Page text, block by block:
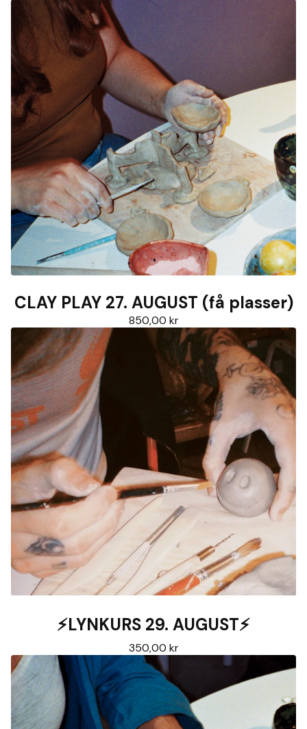
CLAY PLAY 27. AUGUST (få plasser)
850,00 kr
⚡️LYNKURS 29. AUGUST⚡️
350,00 kr